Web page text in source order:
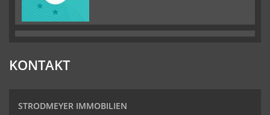
KONTAKT
STRODMEYER IMMOBILIEN